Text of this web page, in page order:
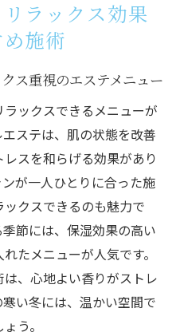
ラックス効果
施術
ス重視のエステメニュー
ックスできるメニューが
ステは、肌の状態を改善
スを和らげる効果があり
が一人ひとりに合った施
クスできるのも魅力で
節には、保湿効果の高い
たメニューが人気です。
、心地よい香りがストレ
い冬には、温かい空間で
う。